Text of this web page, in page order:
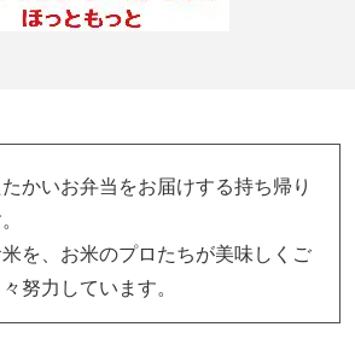
かいお弁当をお届けする持ち帰り
を、お米のプロたちが美味しくご
努力しています。